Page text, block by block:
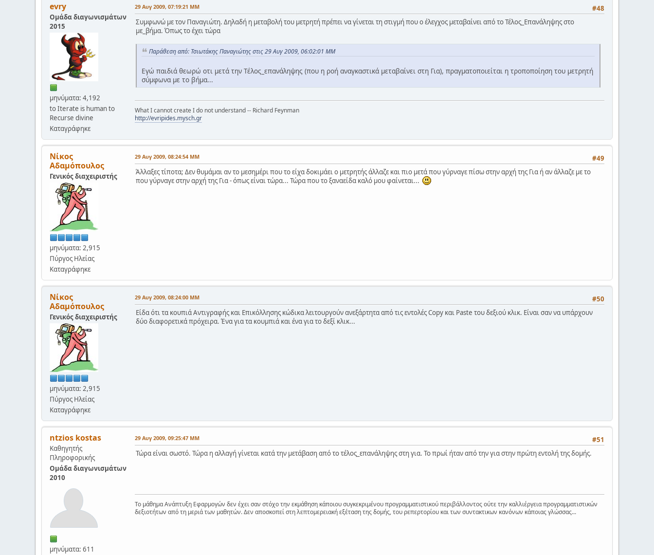
evry
Ομάδα διαγωνισμάτων
2015
μηνύματα: 4,192
to Iterate is human to
Recurse divine
Καταγράφηκε
#48
29 Αυγ 2009, 07:19:21 ΜΜ
Συμφωνώ με τον Παναγιώτη. Δηλαδή η μεταβολή του μετρητή πρέπει να γίνεται τη στιγμή που ο έλεγχος μεταβαίνει από το Τέλος_Επανάληψης στο
με_βήμα. Όπως το έχει τώρα
Παράθεση από: Τσιωτάκης Παναγιώτης στις 29 Αυγ 2009, 06:02:01 ΜΜ
Εγώ παιδιά θεωρώ οτι μετά την Τέλος_επανάληψης (που η ροή αναγκαστικά μεταβαίνει στη Για), πραγματοποιείται η τροποποίηση του μετρητή
σύμφωνα με το βήμα...
What I cannot create I do not understand -- Richard Feynman
http://evripides.mysch.gr
Νίκος
Αδαμόπουλος
Γενικός διαχειριστής
μηνύματα: 2,915
Πύργος Ηλείας
Καταγράφηκε
#49
29 Αυγ 2009, 08:24:54 ΜΜ
Άλλαξες τίποτα; Δεν θυμάμαι αν το μεσημέρι που το είχα δοκιμάει ο μετρητής άλλαζε και πιο μετά που γύρναγε πίσω στην αρχή της Για ή αν άλλαζε με το
που γύρναγε στην αρχή της Για - όπως είναι τώρα... Τώρα που το ξαναείδα καλό μου φαίνεται...
Νίκος
Αδαμόπουλος
Γενικός διαχειριστής
μηνύματα: 2,915
Πύργος Ηλείας
Καταγράφηκε
#50
29 Αυγ 2009, 08:24:00 ΜΜ
Είδα ότι τα κουπιά Αντιγραφής και Επικόλλησης κώδικα λειτουργούν ανεξάρτητα από τις εντολές Copy και Paste του δεξιού κλικ. Είναι σαν να υπάρχουν
δύο διαφορετικά πρόχειρα. Ένα για τα κουμπιά και ένα για το δεξί κλικ...
ntzios kostas
Καθηγητής
Πληροφορικής
Ομάδα διαγωνισμάτων
2010
μηνύματα: 611
#51
29 Αυγ 2009, 09:25:47 ΜΜ
Τώρα είναι σωστό. Τώρα η αλλαγή γίνεται κατά την μετάβαση από το τέλος_επανάληψης στη για. Το πρωί ήταν από την για στην πρώτη εντολή της δομής.
Το μάθημα Ανάπτυξη Εφαρμογών δεν έχει σαν στόχο την εκμάθηση κάποιου συγκεκριμένου προγραμματιστικού περιβάλλοντος ούτε την καλλιέργεια προγραμματιστικών
δεξιοτήτων από τη μεριά των μαθητών. Δεν αποσκοπεί στη λεπτομερειακή εξέταση της δομής, του ρεπερτορίου και των συντακτικων κανόνων κάποιας γλώσσας...